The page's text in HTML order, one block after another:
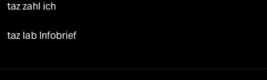
taz zahl ich
taz lab Infobrief